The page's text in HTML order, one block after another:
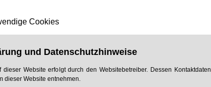
Cookies
und Datenschutzhinweise
Website erfolgt durch den Websitebetreiber. Dessen Kontaktdaten
dieser Website entnehmen.